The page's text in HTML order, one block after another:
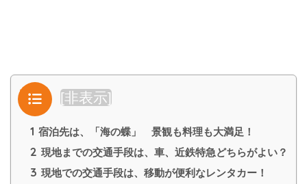
目次 [非表示]
1 宿泊先は、「海の蝶」 景観も料理も大満足！
2 現地までの交通手段は、車、近鉄特急どちらがよい？
3 現地での交通手段は、移動が便利なレンタカー！